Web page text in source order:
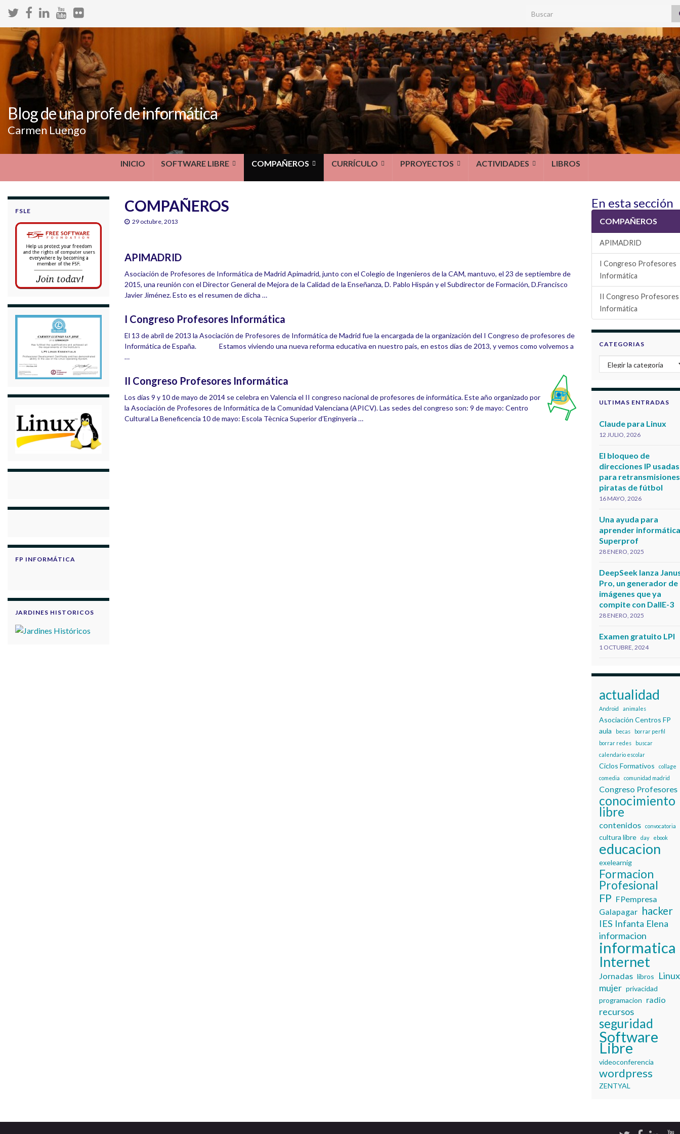
Search for:
Blog de una profe de informática
Carmen Luengo
INICIO SOFTWARE LIBRE COMPAÑEROS CURRÍCULO PPROYECTOS ACTIVIDADES LIBROS
COMPAÑEROS
29 octubre, 2013
APIMADRID
Asociación de Profesores de Informática de Madrid Apimadrid, junto con el Colegio de Ingenieros de la CAM, mantuvo, el 23 de septiembre de
2015, una reunión con el Director General de Mejora de la Calidad de la Enseñanza, D. Pablo Hispán y el Subdirector de Formación, D.Francisco
Javier Jiménez. Esto es el resumen de dicha …
I Congreso Profesores Informática
El 13 de abril de 2013 la Asociación de Profesores de Informática de Madrid fue la encargada de la organización del I Congreso de profesores de
Informática de España. Estamos viviendo una nueva reforma educativa en nuestro país, en estos días de 2013, y vemos como volvemos a
…
II Congreso Profesores Informática
Los días 9 y 10 de mayo de 2014 se celebra en Valencia el II congreso nacional de profesores de informática. Este año organizado por
la Asociación de Profesores de Informática de la Comunidad Valenciana (APICV). Las sedes del congreso son: 9 de mayo: Centro
Cultural La Beneficencia 10 de mayo: Escola Tècnica Superior d’Enginyeria …
FSLE
FP INFORMÁTICA
JARDINES HISTORICOS
En esta sección
COMPAÑEROS
APIMADRID
I Congreso Profesores
Informática
II Congreso Profesores
Informática
CATEGORIAS
Categorias
ULTIMAS ENTRADAS
Claude para Linux
12 JULIO, 2026
El bloqueo de
direcciones IP usadas
para retransmisiones
piratas de fútbol
16 MAYO, 2026
Una ayuda para
aprender
Superprof
28 ENERO, 2025
DeepSeek lanza
Pro, un generador de
imágenes que ya
compite con DallE-3
28 ENERO, 2025
Examen gratuito LPI
1 OCTUBRE, 2024
actualidad
Android animales
Asociación Centros FP
aula
becas
borrar perfil
borrar redes
buscar
calendario escolar
Ciclos Formativos
collage
comedia
comunidad madrid
Congreso Profesores
conocimiento
libre
contenidos convocatoria
cultura libre day ebook
educacion
exelearnig
Formacion
Profesional
FP FPempresa
Galapagar hacker
IES Infanta Elena
informacion
informatica
Internet
Jornadas libros
Linux
mujer privacidad
programacion radio
recursos
seguridad
Software
Libre
videoconferencia
wordpress
ZENTYAL